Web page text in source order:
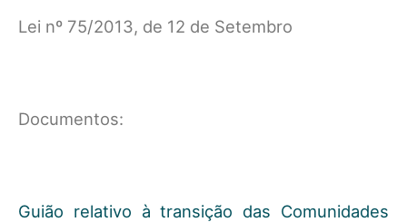
Lei nº 75/2013, de 12 de Setembro
Documentos:
Guião relativo à transição das Comunidades